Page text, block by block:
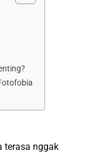
terasa nggak